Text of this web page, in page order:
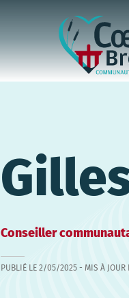
Conseiller
PUBLIÉ LE 2/05/2025 - MIS À JOUR